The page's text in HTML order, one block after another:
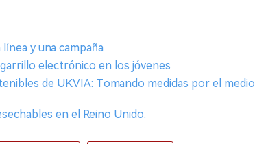
y una campaña.
electrónico en los jóvenes
de UKVIA: Tomando medidas por el medio
en el Reino Unido.